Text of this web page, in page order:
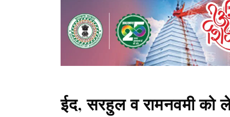
ईद, सरहुल व रामनवमी